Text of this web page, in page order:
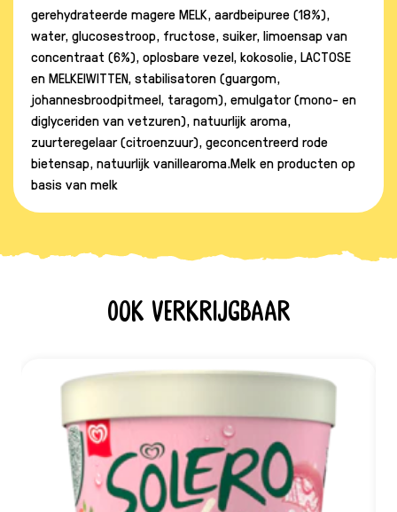
gerehydrateerde magere MELK, aardbeipuree (18%),
water, glucosestroop, fructose, suiker, limoensap van
concentraat (6%), oplosbare vezel, kokosolie, LACTOSE
en MELKEIWITTEN, stabilisatoren (guargom,
johannesbroodpitmeel, taragom), emulgator (mono- en
diglyceriden van vetzuren), natuurlijk aroma,
zuurteregelaar (citroenzuur), geconcentreerd rode
bietensap, natuurlijk vanillearoma.Melk en producten op
basis van melk
Ook verkrijgbaar